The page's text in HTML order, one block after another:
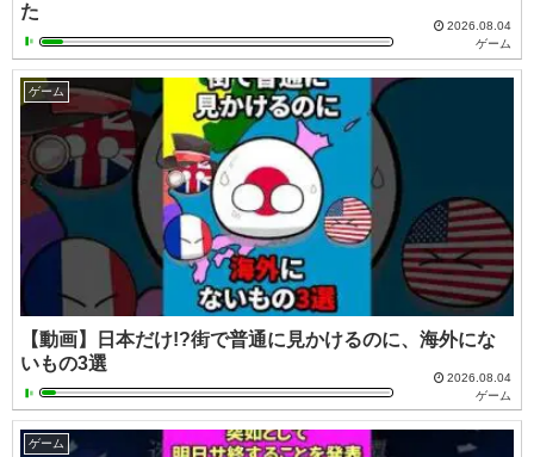
た
2026.08.04
ゲーム
ゲーム
【動画】日本だけ!?街で普通に見かけるのに、海外にな
いもの3選
2026.08.04
ゲーム
ゲーム